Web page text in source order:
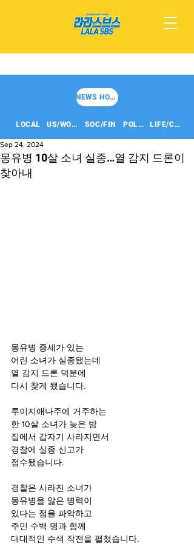
NEWS HOME
LOCAL US/WORLD SOC/FIN POLITICS LIFE/CULT
몽유병 10살 소녀 실종…열 감지 드론이
찾아내
Sep 24, 2024
몽유병 증세가 있는
어린 소녀가 실종됐는데
열 감지 드론 덕분에
다시 찾게 됐습니다.
루이지애나주에 거주하는
한 10살 소녀가 늦은 밤
집에서 갑자기 사라지면서
경찰에 실종 신고가
접수됐습니다.
경찰은 사라진 소녀가
몽유병을 앓은 병력이
있다는 점을 파악하고
주민 수백 명과 함께
대대적인 수색 작전을 펼쳤습니다.